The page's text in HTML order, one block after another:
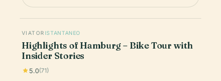
VIATOR ISTANTANEO
Highlights of Hamburg – Bike Tour with
Insider Stories
5.0(71)